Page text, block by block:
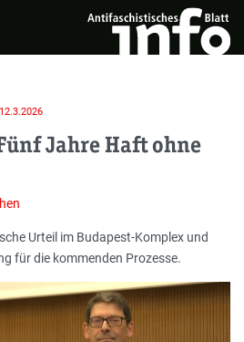
öffnen
Jahre Haft ohne
Urteil im Budapest-Komplex und
für die kommenden Prozesse.